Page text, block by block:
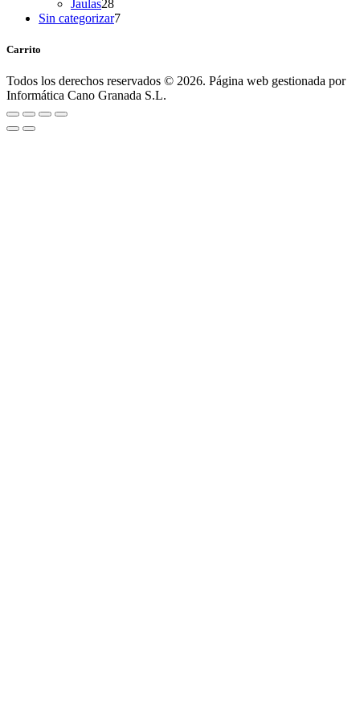
Jaulas2828
products
Sin categorizar77
Carrito
Todos los derechos reservados © 2026. Página web gestionada por
Informática Cano Granada S.L.